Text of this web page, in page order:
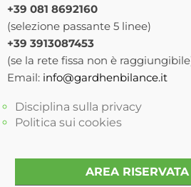
+39 081 8692160
(selezione passante 5 linee)
+39 3913087453
(se la rete fissa non è
Email: info@gardhenbilance.it
Disciplina sulla privacy
Politica sui cookies
AREA